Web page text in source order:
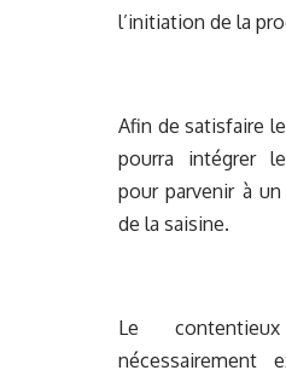
l’initiation de la
Afin de satisfaire
pourra intégrer
pour parvenir à
de la saisine.
Le
nécessairement